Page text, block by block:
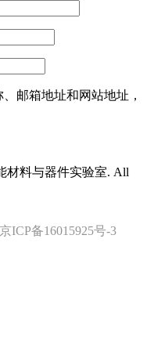
邮箱地址和网站地址，
材料与器件实验室. All
京ICP备16015925号-3